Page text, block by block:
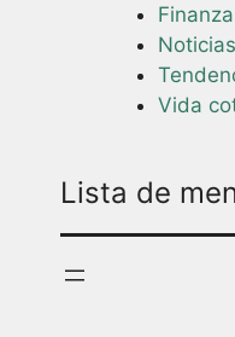
Noticias
Vida
Lista de